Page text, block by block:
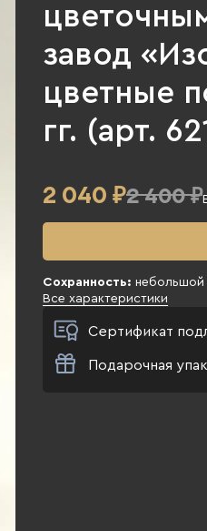
завод
цветные
гг. (арт.
2 040 ₽2 400 ₽
Сохранность: небольшой
Все характеристики
Сертификат
Подарочная